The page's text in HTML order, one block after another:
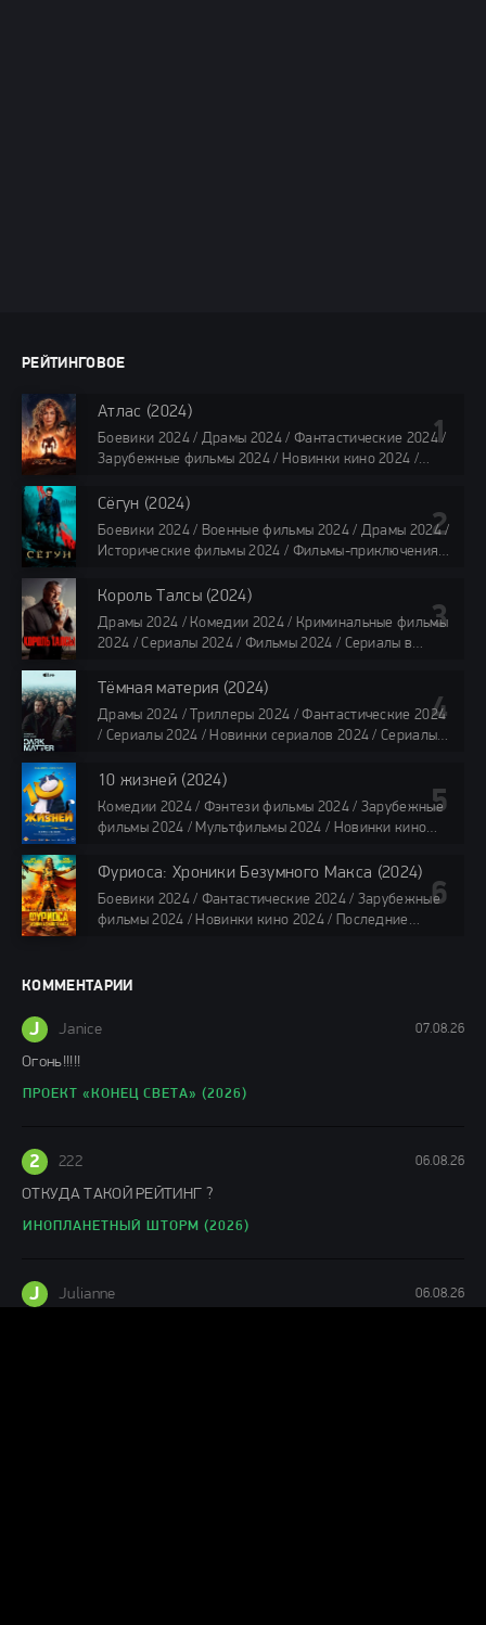
РЕЙТИНГОВОЕ
Атлас (2024)
Боевики 2024 / Драмы 2024 / Фантастические 2024 /
Зарубежные фильмы 2024 / Новинки кино 2024 /
Фильмы 4K / Фильмы 2024 / Популярные фильмы /
Смотреть фильмы онлайн
118 мин.
Сёгун (2024)
Боевики 2024 / Военные фильмы 2024 / Драмы 2024 /
Исторические фильмы 2024 / Фильмы-приключения
Сериалы 4K / Фильмы 2024 / Сериалы в озвучке
TVShows / Сериалы в озвучке LostFilm / Сериалы в
озвучке HDrezka Studio / Смотреть фильмы онлайн
все серии по 45 минут
Король Талсы (2024)
Драмы 2024 / Комедии 2024 / Криминальные фильмы
2024 / Сериалы 2024 / Фильмы 2024 / Сериалы в
Сериалы в озвучке HDrezka Studio / Смотреть фильмы
онлайн
40 мин
Тёмная материя (2024)
Драмы 2024 / Триллеры 2024 / Фантастические 2024
/ Сериалы 2024 / Новинки сериалов 2024 / Сериалы
Сериалы в озвучке LostFilm / Сериалы в озвучке
HDrezka Studio / Смотреть фильмы онлайн
все серии по 45 мин.
10 жизней (2024)
Комедии 2024 / Фэнтези фильмы 2024 / Зарубежные
фильмы 2024 / Мультфильмы 2024 / Новинки кино
/ Фильмы 2024 / Популярные фильмы / Смотреть
фильмы онлайн
88 мин.
Фуриоса: Хроники Безумного Макса (2024)
Боевики 2024 / Фантастические 2024 / Зарубежные
фильмы 2024 / Новинки кино 2024 / Последние
фильмы онлайн
КОММЕНТАРИИ
J Janice 07.08.26
Огонь!!!!!
ПРОЕКТ «КОНЕЦ СВЕТА» (2026)
2 222 06.08.26
ОТКУДА ТАКОЙ РЕЙТИНГ ?
ИНОПЛАНЕТНЫЙ ШТОРМ (2026)
J Julianne 06.08.26